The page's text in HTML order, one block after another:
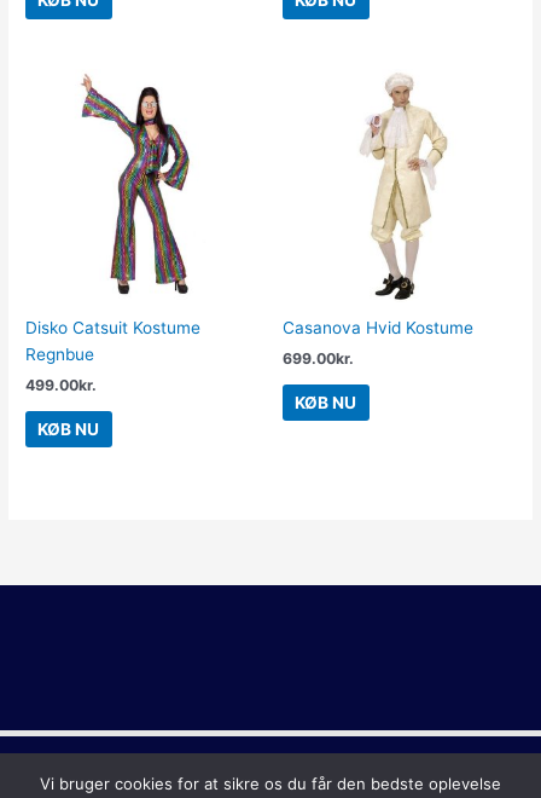
Disko Catsuit Kostume
Regnbue
499.00kr.
KØB NU
Casanova Hvid Kostume
699.00kr.
KØB NU
Copyright © 2026 Sidste Skoledag
Vi bruger cookies for at sikre os du får den bedste oplevelse